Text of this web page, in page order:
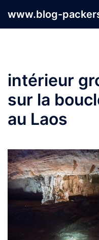
www.blog-
intérieur
sur la
au Laos